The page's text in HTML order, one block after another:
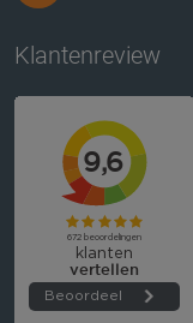
Klantenreview